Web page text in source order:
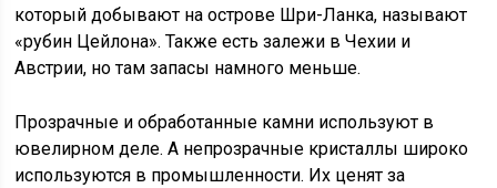
который добывают на острове Шри-Ланка, называют
«рубин Цейлона». Также есть залежи в Чехии и
Австрии, но там запасы намного меньше.
Прозрачные и обработанные камни используют в
ювелирном деле. А непрозрачные кристаллы широко
используются в промышленности. Их ценят за